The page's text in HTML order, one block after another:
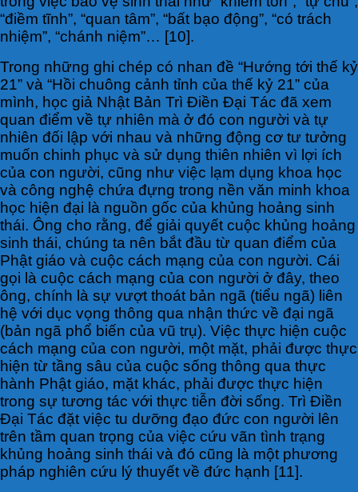
“điềm tĩnh”, “quan tâm”, “bất bạo động”, “có trách
nhiệm”, “chánh niệm”… [10].
Trong những ghi chép có nhan đề “Hướng tới thế kỷ
21” và “Hồi chuông cảnh tỉnh của thế kỷ 21” của
mình, học giả Nhật Bản Trì Điền Đại Tác đã xem
quan điểm về tự nhiên mà ở đó con người và tự
nhiên đối lập với nhau và những động cơ tư tưởng
muốn chinh phục và sử dụng thiên nhiên vì lợi ích
của con người, cũng như việc lạm dụng khoa học
và công nghệ chứa đựng trong nền văn minh khoa
học hiện đại là nguồn gốc của khủng hoảng sinh
thái. Ông cho rằng, để giải quyết cuộc khủng hoảng
sinh thái, chúng ta nên bắt đầu từ quan điểm của
Phật giáo và cuộc cách mạng của con người. Cái
gọi là cuộc cách mạng của con người ở đây, theo
ông, chính là sự vượt thoát bản ngã (tiểu ngã) liên
hệ với dục vọng thông qua nhận thức về đại ngã
(bản ngã phổ biến của vũ trụ). Việc thực hiện cuộc
cách mạng của con người, một mặt, phải được thực
hiện từ tầng sâu của cuộc sống thông qua thực
hành Phật giáo, mặt khác, phải được thực hiện
trong sự tương tác với thực tiễn đời sống. Trì Điền
Đại Tác đặt việc tu dưỡng đạo đức con người lên
trên tầm quan trọng của việc cứu vãn tình trạng
khủng hoảng sinh thái và đó cũng là một phương
pháp nghiên cứu lý thuyết về đức hạnh [11].